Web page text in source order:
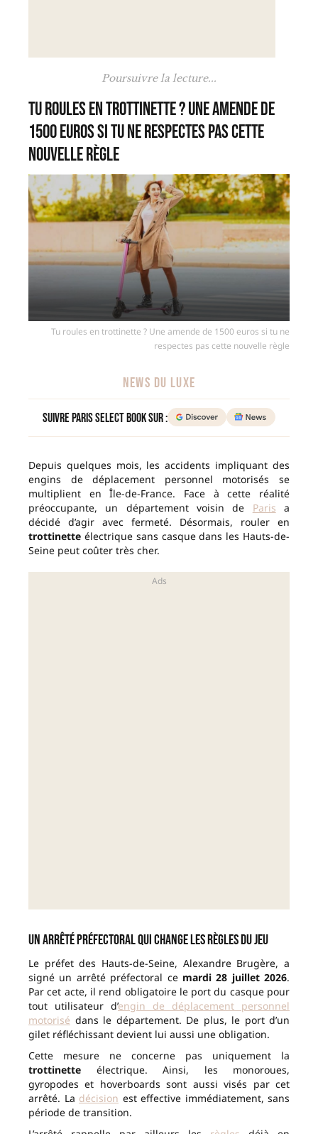
Poursuivre la lecture...
Tu roules en trottinette ? Une amende de
1500 euros si tu ne respectes pas cette
nouvelle règle
Tu roules en trottinette ? Une amende de 1500 euros si tu ne
respectes pas cette nouvelle règle
NEWS DU LUXE
Suivre Paris Select Book sur :
Depuis quelques mois, les accidents impliquant des
engins de déplacement personnel motorisés se
multiplient en Île-de-France. Face à cette réalité
préoccupante, un département voisin de Paris a
décidé d’agir avec fermeté. Désormais, rouler en
trottinette électrique sans casque dans les Hauts-de-
Seine peut coûter très cher.
Un arrêté préfectoral qui change les règles du jeu
Le préfet des Hauts-de-Seine, Alexandre Brugère, a
signé un arrêté préfectoral ce mardi 28 juillet 2026.
Par cet acte, il rend obligatoire le port du casque pour
tout utilisateur d’engin de déplacement personnel
motorisé dans le département. De plus, le port d’un
gilet réfléchissant devient lui aussi une obligation.
Cette mesure ne concerne pas uniquement la
trottinette électrique. Ainsi, les monoroues,
gyropodes et hoverboards sont aussi visés par cet
arrêté. La décision est effective immédiatement, sans
période de transition.